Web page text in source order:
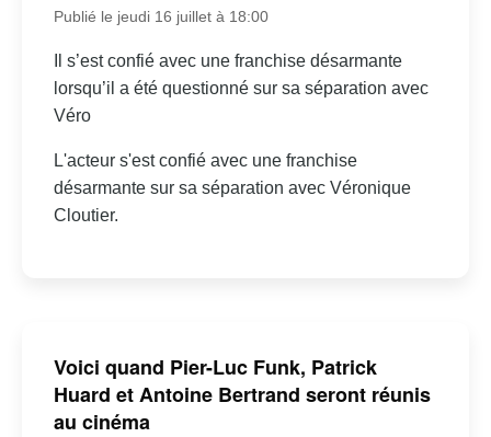
Publié le jeudi 16 juillet à 18:00
Il s’est confié avec une franchise désarmante
lorsqu’il a été questionné sur sa séparation avec
Véro
L'acteur s'est confié avec une franchise
désarmante sur sa séparation avec Véronique
Cloutier.
Voici quand Pier-Luc Funk, Patrick
Huard et Antoine Bertrand seront réunis
au cinéma